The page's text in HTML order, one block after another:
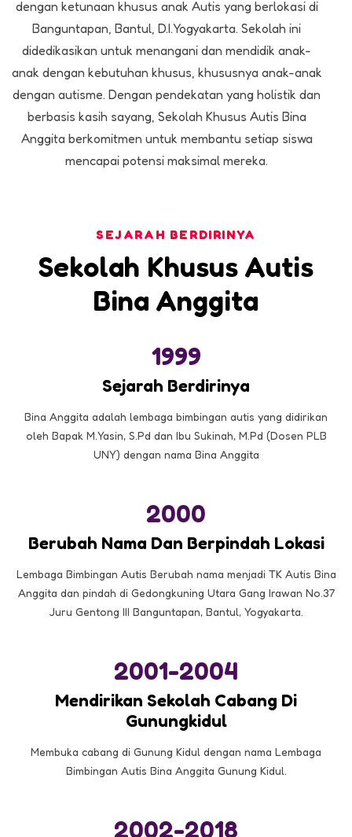
dengan ketunaan khusus anak Autis yang berlokasi di
Banguntapan, Bantul, D.I.Yogyakarta. Sekolah ini
didedikasikan untuk menangani dan mendidik anak-
anak dengan kebutuhan khusus, khususnya anak-anak
dengan autisme. Dengan pendekatan yang holistik dan
berbasis kasih sayang, Sekolah Khusus Autis Bina
Anggita berkomitmen untuk membantu setiap siswa
mencapai potensi maksimal mereka.
SEJARAH BERDIRINYA
Sekolah Khusus Autis
Bina Anggita
1999
Sejarah Berdirinya
Bina Anggita adalah lembaga bimbingan autis yang didirikan
oleh Bapak M.Yasin, S.Pd dan Ibu Sukinah, M.Pd (Dosen PLB
UNY) dengan nama Bina Anggita
2000
Berubah Nama Dan Berpindah Lokasi
Lembaga Bimbingan Autis Berubah nama menjadi TK Autis Bina
Anggita dan pindah di Gedongkuning Utara Gang Irawan No.37
Juru Gentong III Banguntapan, Bantul, Yogyakarta.
2001-2004
Mendirikan Sekolah Cabang Di
Gunungkidul
Membuka cabang di Gunung Kidul dengan nama Lembaga
Bimbingan Autis Bina Anggita Gunung Kidul.
2002-2018